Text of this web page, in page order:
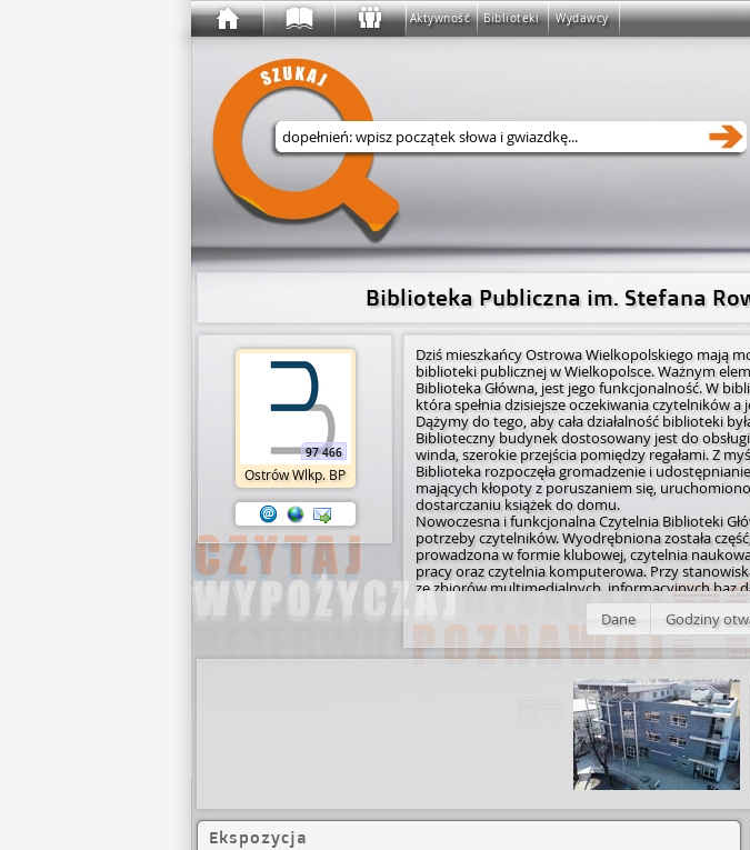
Aktywność Biblioteki Wydawcy
Wyszukaj w serwisie
Biblioteka Publiczna im. Stefana
Ostrów Wlkp. BP
97 466
Dziś mieszkańcy Ostrowa Wielkopolskiego mają
biblioteki publicznej w Wielkopolsce. Ważnym
Biblioteka Główna, jest jego funkcjonalność. W
która spełnia dzisiejsze oczekiwania czytelników
Dążymy do tego, aby cała działalność biblioteki
Biblioteczny budynek dostosowany jest do
winda, szerokie przejścia pomiędzy regałami. Z
Biblioteka rozpoczęła gromadzenie i
mających kłopoty z poruszaniem się,
dostarczaniu książek do domu.
Nowoczesna i funkcjonalna Czytelnia Biblioteki
potrzeby czytelników. Wyodrębniona została
prowadzona w formie klubowej, czytelnia
pracy oraz czytelnia komputerowa. Przy
ze zbiorów multimedialnych, informacyjnych baz
informacji jakim jest Internet. W czytelni udało
podziwiać różnorodne ekspozycje
Również Wypożyczalnia Biblioteki Głównej
zgromadzonych około 57 tys. książek ze
użytkowników. Gromadzimy i udostępniamy
Staramy się również gromadzić książki z
prawa, ekonomii, politologii. Czytelnicy mogą
przestronne ustawienie regałów umożliwia
Biblioteka posiada w swoich zbiorach również
1593 r. "Nowy Testament Pana Naszego".
niedziele i święta" z 1606 r. oraz "Zbiór praw
Biblioteka posiada 35 takich cennych książek.
Biblioteka Główna jest największa placówką
ale także ilości zare­jest­rowa­nych­ czytelników,
2008 roku 65 265 książek. Z Czytelni Biblioteki
Dane Godziny
Ekspozycja